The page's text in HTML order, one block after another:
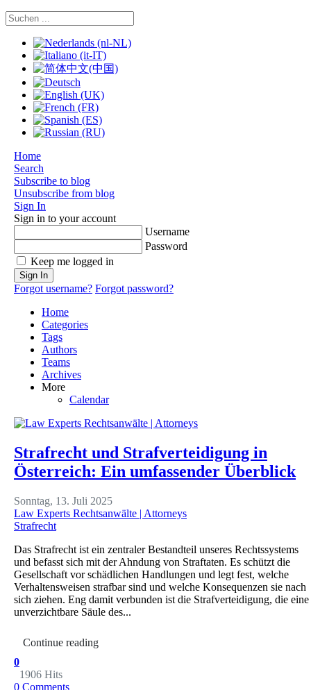
Sprache auswählen
Home
Search
Subscribe to blog
Unsubscribe from blog
Sign In
Sign in to your account
Username
Password
Keep me logged in
Sign In
Forgot username? Forgot password?
Home
Categories
Tags
Authors
Teams
Archives
More
Calendar
Strafrecht und Strafverteidigung in
Österreich: Ein umfassender Überblick
Sonntag, 13. Juli 2025
Law Experts Rechtsanwälte | Attorneys
Strafrecht
Das Strafrecht ist ein zentraler Bestandteil unseres Rechtssystems
und befasst sich mit der Ahndung von Straftaten. Es schützt die
Gesellschaft vor schädlichen Handlungen und legt fest, welche
Verhaltensweisen strafbar sind und welche Konsequenzen sie nach
sich ziehen. Eng damit verbunden ist die Strafverteidigung, die eine
unverzichtbare Säule des...
Continue reading
0
1906 Hits
0 Comments